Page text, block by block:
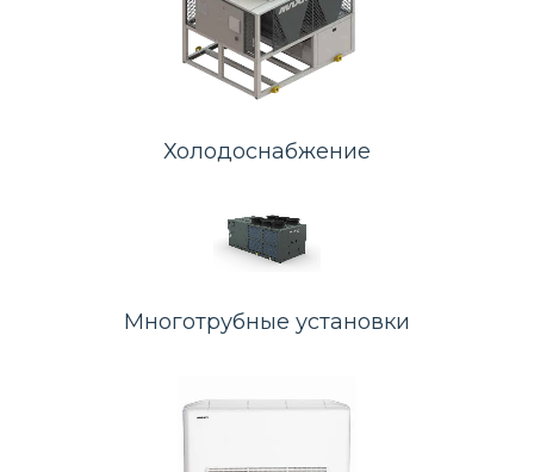
Холодоснабжение
Многотрубные установки